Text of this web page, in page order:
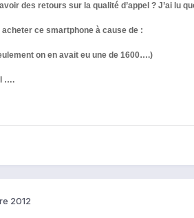
des retours sur la qualité d’appel ? J’ai lu
ce smartphone à cause de :
on en avait eu une de 1600….)
….
2012